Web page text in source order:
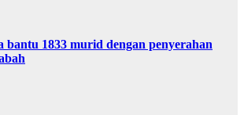
1833 murid dengan penyerahan